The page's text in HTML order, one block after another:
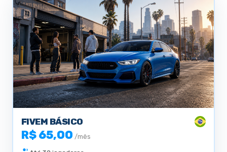
FIVEM BÁSICO
R$ 65,00 /mês